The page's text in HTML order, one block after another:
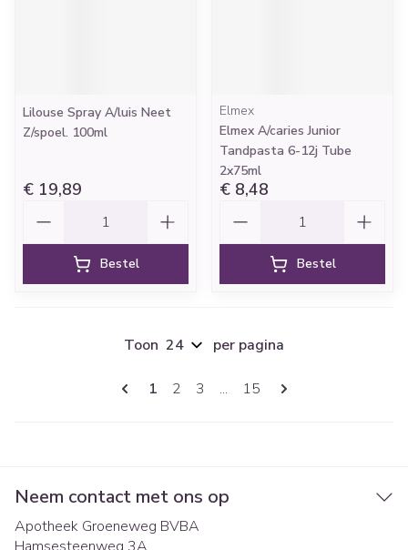
Lilouse Spray A/luis Neet
Z/spoel. 100ml
€ 19,89
Bestel
Elmex
Elmex A/caries Junior
Tandpasta 6-12j Tube
2x75ml
€ 8,48
Bestel
Pagina's
U lees momenteel pagina
1 Pagina
2 Pagina
3 ... Pagina
15
Toon per pagina
Neem contact met ons op
Apotheek Groeneweg BVBA